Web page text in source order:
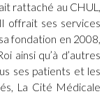
rattaché au CHUL,
offrait ses services
fondation en 2008,
ainsi qu’à d’autres
ses patients et les
La Cité Médicale